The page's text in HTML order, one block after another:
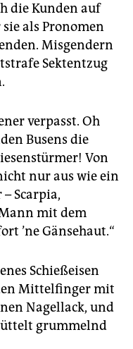
die Kunden auf
als Pronomen
Misgendern
Sektentzug
verpasst. Oh
Busens die
Von
nur aus wie ein
Scarpia,
Mann mit dem
’ne Gänsehaut.“
Schießeisen
Mittelfinger mit
Nagellack, und
grummelnd